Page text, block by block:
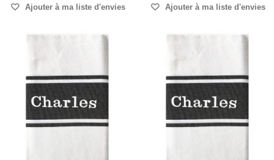
Ajouter à ma liste d'envies Ajouter à ma liste d'envies